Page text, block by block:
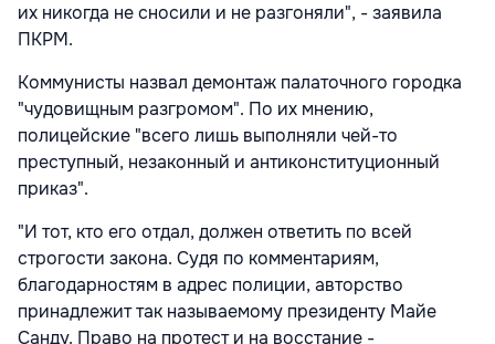
их никогда не сносили и не разгоняли", - заявила
ПКРМ.
Коммунисты назвал демонтаж палаточного городка
"чудовищным разгромом". По их мнению,
полицейские "всего лишь выполняли чей-то
преступный, незаконный и антиконституционный
приказ".
"И тот, кто его отдал, должен ответить по всей
строгости закона. Судя по комментариям,
благодарностям в адрес полиции, авторство
принадлежит так называемому президенту Майе
Санду. Право на протест и на восстание -